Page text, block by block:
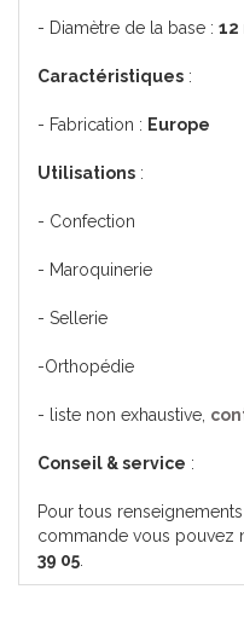
- Diamètre de la base : 12
Caractéristiques :
- Fabrication : Europe
Utilisations :
- Confection
- Maroquinerie
- Sellerie
-Orthopédie
- liste non exhaustive,
Conseil & service :
Pour tous
commande vous pouvez
39 05